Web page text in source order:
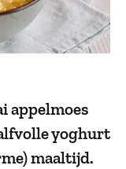
appelmoes
yoghurt
maaltijd.